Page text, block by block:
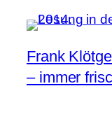
Inhalt
springen
Frank
– immer